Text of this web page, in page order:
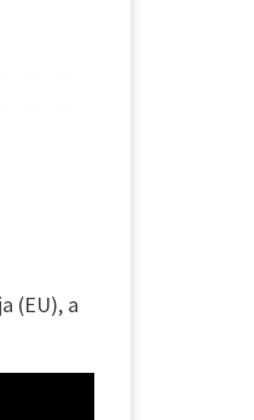
(EU), a